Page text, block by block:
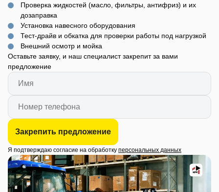
Проверка жидкостей (масло, фильтры, антифриз) и их
дозаправка
Установка навесного оборудования
Тест-драйв и обкатка для проверки работы под нагрузкой
Внешний осмотр и мойка
Оставьте заявку, и наш специалист закрепит за вами
предложение
Закрепить предложение
Я подтверждаю согласие на обработку персональных данных